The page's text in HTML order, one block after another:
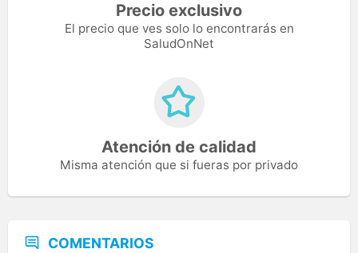
Precio exclusivo
El precio que ves solo lo encontrarás en
SaludOnNet
Atención de calidad
Misma atención que si fueras por privado
COMENTARIOS